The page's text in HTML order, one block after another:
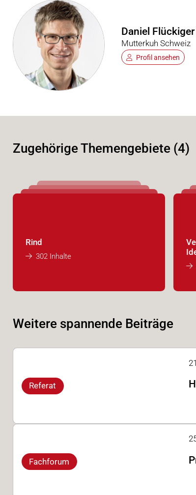
Daniel Flückiger
Mutterkuh Schweiz
Profil ansehen
Zugehörige Themengebiete (4)
Rind
302 Inhalte
Weitere spannende Beiträge
Referat
Fachforum